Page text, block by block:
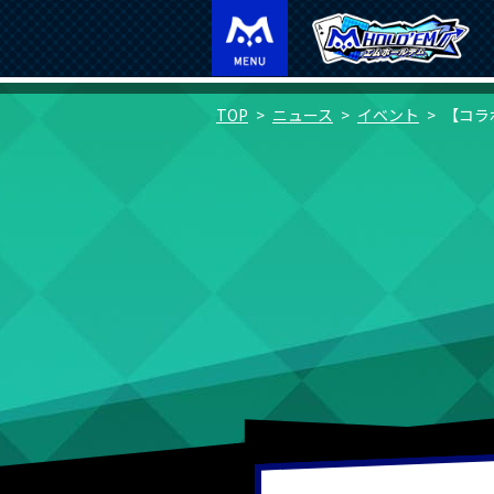
TOP ニュース イベント 【コ